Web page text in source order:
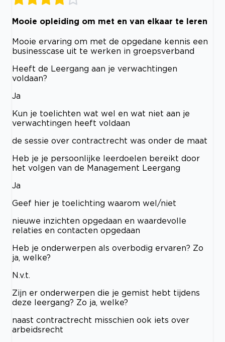
Mooie opleiding om met en van elkaar te leren
Mooie ervaring om met de opgedane kennis een
businesscase uit te werken in groepsverband
Heeft de Leergang aan je verwachtingen
voldaan?
Ja
Kun je toelichten wat wel en wat niet aan je
verwachtingen heeft voldaan
de sessie over contractrecht was onder de maat
Heb je je persoonlijke leerdoelen bereikt door
het volgen van de Management Leergang
Ja
Geef hier je toelichting waarom wel/niet
nieuwe inzichten opgedaan en waardevolle
relaties en contacten opgedaan
Heb je onderwerpen als overbodig ervaren? Zo
ja, welke?
N.v.t.
Zijn er onderwerpen die je gemist hebt tijdens
deze leergang? Zo ja, welke?
naast contractrecht misschien ook iets over
arbeidsrecht